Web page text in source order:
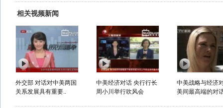
相关视频新闻
外交部 对话对中美两国
关系发展具有重要..
中美经济对话 央行行长
周小川举行吹风会
中美战略与经济
美间最高端的对